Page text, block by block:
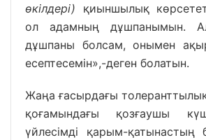
өкілдері) қиыншылық
ол адамның дұшпанымын.
дұшпаны болсам, онымен
есептесемін»,-деген болатын.
Жаңа ғасырдағы
қоғамындағы қозғаушы
үйлесімді қарым-қатынастың